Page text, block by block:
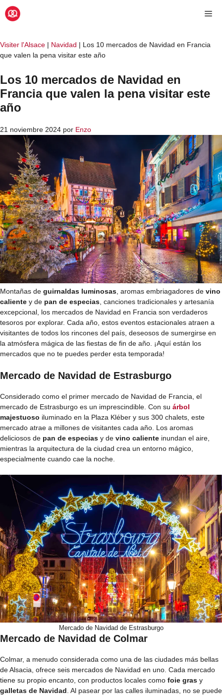
Saltar
Visiter l'Alsace | Navidad | Los 10 mercados de Navidad en Francia
que valen la pena visitar este año
Los 10 mercados de Navidad en
Francia que valen la pena visitar este
año
21 noviembre 2024 por Enzo
Montañas de guirnaldas luminosas , aromas embriagadores de vino
caliente y de pan de especias , canciones tradicionales y artesanía
excepcional, los mercados de Navidad en Francia son verdaderos
tesoros por explorar. Cada año, estos eventos estacionales atraen a
visitantes de todos los rincones del país, deseosos de sumergirse en
la atmósfera mágica de las fiestas de fin de año. ¡Aquí están los
mercados que no te puedes perder esta temporada!
Mercado de Navidad de Estrasburgo
Considerado como el primer mercado de Navidad de Francia, el
mercado de Estrasburgo es un imprescindible. Con su árbol
majestuoso iluminado en la Plaza Kléber y sus 300 chalets, este
mercado atrae a millones de visitantes cada año. Los aromas
deliciosos de pan de especias y de vino caliente inundan el aire,
mientras la arquitectura de la ciudad crea un entorno mágico,
especialmente cuando cae la noche.
Mercado de Navidad de Estrasburgo
Mercado de Navidad de Colmar
Colmar, a menudo considerada como una de las ciudades más bellas
de Alsacia, ofrece seis mercados de Navidad en uno. Cada mercado
tiene su propio encanto, con productos locales como foie gras y
galletas de Navidad . Al pasear por las calles iluminadas, no se puede